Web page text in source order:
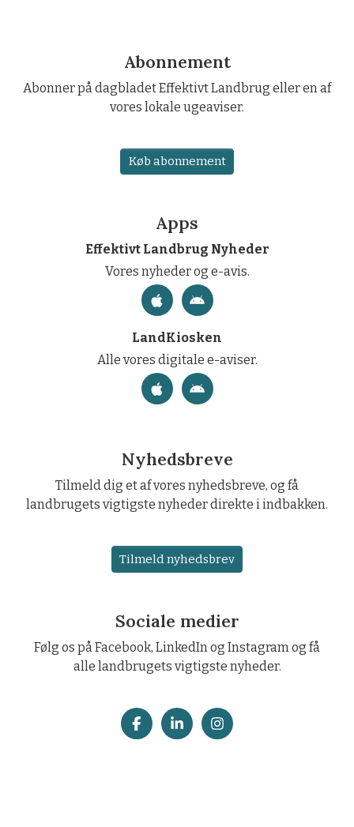
Abonnement
Abonner på dagbladet Effektivt Landbrug eller en af
vores lokale ugeaviser.
Køb abonnement
Apps
Effektivt Landbrug Nyheder
Vores nyheder og e-avis.
LandKiosken
Alle vores digitale e-aviser.
Nyhedsbreve
Tilmeld dig et af vores nyhedsbreve, og få
landbrugets vigtigste nyheder direkte i indbakken.
Tilmeld nyhedsbrev
Sociale medier
Følg os på Facebook, LinkedIn og Instagram og få
alle landbrugets vigtigste nyheder.